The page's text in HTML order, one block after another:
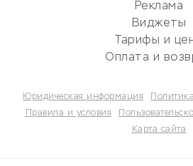
Потребительские кредиты
Реклама
Виджеты
Тарифы и
Оплата и
Юридическая информация
Правила и условия
Карта сайта